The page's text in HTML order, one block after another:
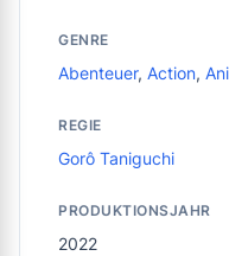
GENRE
Abenteuer, Action,
REGIE
Gorô Taniguchi
PRODUKTIONSJAHR
2022